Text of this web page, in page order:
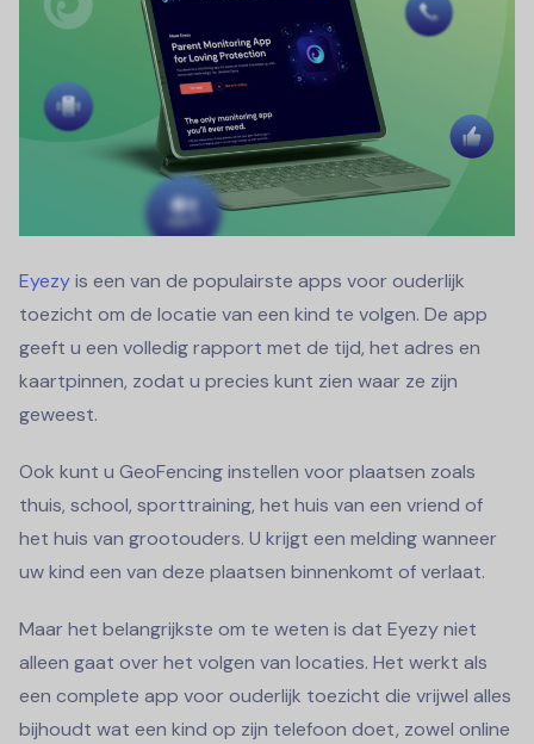
Eyezyis een van de populairste apps voor ouderlijk
toezicht om de locatie van een kind te volgen. De app
geeft u een volledig rapport met de tijd, het adres en
kaartpinnen, zodat u precies kunt zien waar ze zijn
geweest.
Ook kunt u GeoFencing instellen voor plaatsen zoals
thuis, school, sporttraining, het huis van een vriend of
het huis van grootouders. U krijgt een melding wanneer
uw kind een van deze plaatsen binnenkomt of verlaat.
Maar het belangrijkste om te weten is dat Eyezy niet
alleen gaat over het volgen van locaties. Het werkt als
een complete app voor ouderlijk toezicht die vrijwel alles
bijhoudt wat een kind op zijn telefoon doet, zowel online